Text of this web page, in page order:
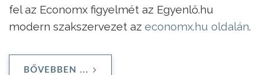
fel az Economx figyelmét az Egyenlő.hu
modern szakszervezet az economx.hu oldalán.
BŐVEBBEN ...